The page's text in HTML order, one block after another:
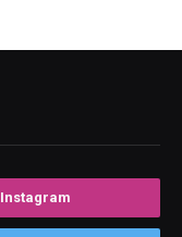
Instagram